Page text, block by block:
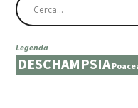
Legenda
DESCHAMPSIA